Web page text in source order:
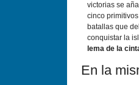
victorias se
cinco
batallas que
conquistar la
lema de la
En la